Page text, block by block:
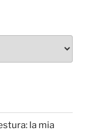
la mia